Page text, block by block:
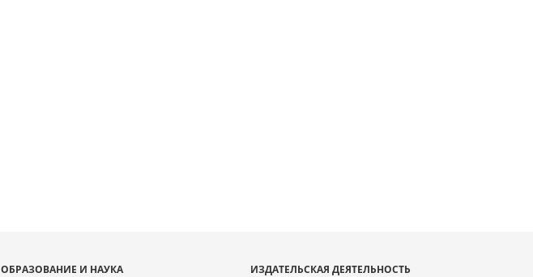
ОБРАЗОВАНИЕ И НАУКА
ИЗДАТЕЛЬСКАЯ ДЕЯТЕЛЬНОСТЬ